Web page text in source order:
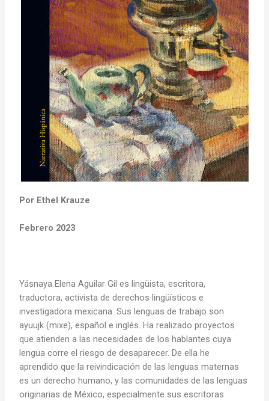
Por Ethel Krauze
Febrero 2023
Yásnaya Elena Aguilar Gil es lingüista, escritora,
traductora, activista de derechos lingüísticos e
investigadora mexicana. Sus lenguas de trabajo son
ayuujk (mixe), español e inglés. Ha realizado proyectos
que atienden a las necesidades de los hablantes cuya
lengua corre el riesgo de desaparecer. De ella he
aprendido que la reivindicación de las lenguas maternas
es un derecho humano, y las comunidades de las lenguas
originarias de México, especialmente sus escritoras